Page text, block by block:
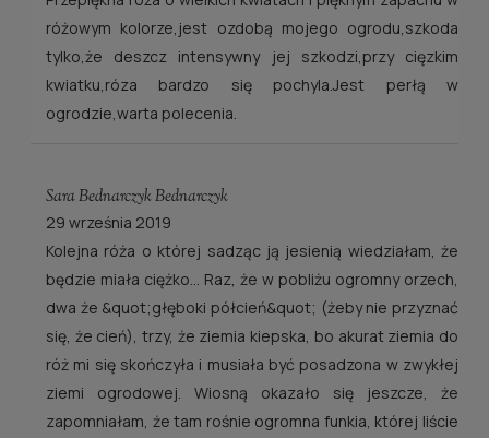
różowym kolorze,jest ozdobą mojego ogrodu,szkoda
tylko,że deszcz intensywny jej szkodzi,przy cięzkim
kwiatku,róza bardzo się pochyla.Jest perłą w
ogrodzie,warta polecenia.
Sara Bednarczyk Bednarczyk
29 września 2019
Kolejna róża o której sadząc ją jesienią wiedziałam, że
będzie miała ciężko... Raz, że w pobliżu ogromny orzech,
dwa że &quot;głęboki półcień&quot; (żeby nie przyznać
się, że cień), trzy, że ziemia kiepska, bo akurat ziemia do
róż mi się skończyła i musiała być posadzona w zwykłej
ziemi ogrodowej. Wiosną okazało się jeszcze, że
zapomniałam, że tam rośnie ogromna funkia, której liście